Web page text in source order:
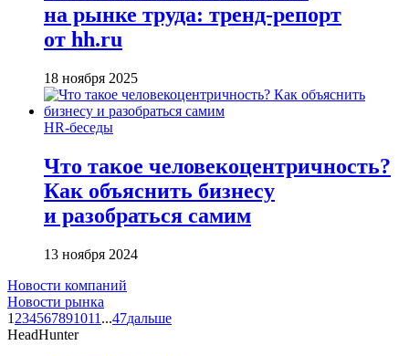
на рынке труда: тренд-репорт
от hh.ru
18 ноября 2025
HR-беседы
Что такое человеко­центричность?
Как объяснить бизнесу
и разобраться самим
13 ноября 2024
Новости компаний
Новости рынка
1 234567891011 ...47дальше
HeadHunter